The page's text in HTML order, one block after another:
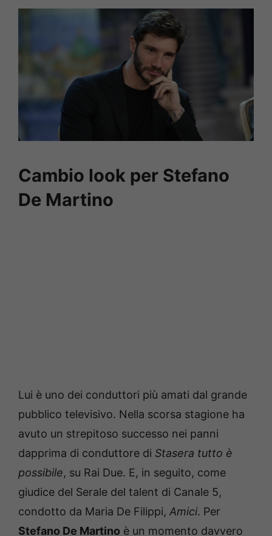
Cambio look per Stefano
De Martino
Lui è uno dei conduttori più amati dal grande
pubblico televisivo. Nella scorsa stagione ha
avuto un strepitoso successo nei panni
dapprima di conduttore di Stasera tutto è
possibile, su Rai Due. E, in seguito, come
giudice del Serale del talent di Canale 5,
condotto da Maria De Filippi, Amici. Per
Stefano De Martino è un momento davvero